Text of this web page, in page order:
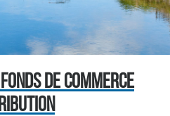
DE COMMERCE